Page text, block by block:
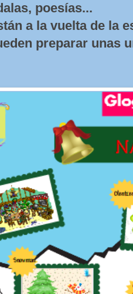
poesías...
a la vuelta de la
preparar unas